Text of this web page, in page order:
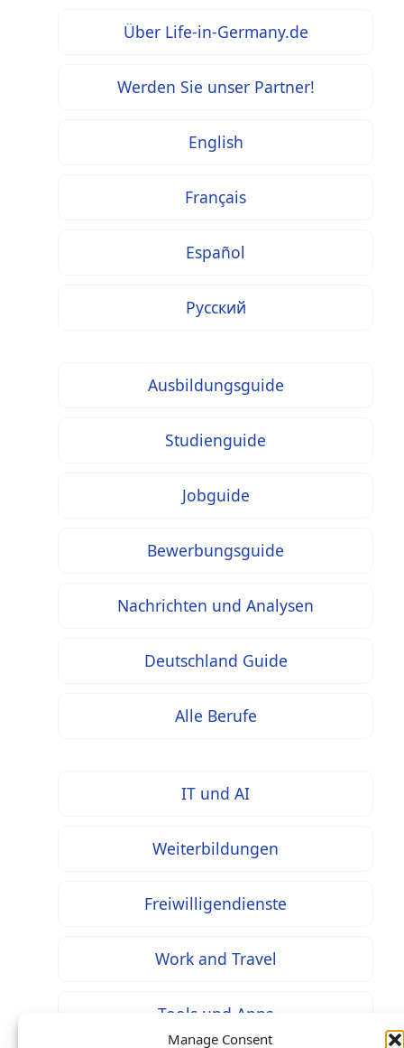
Manage Consent
Über Life-in-Germany.de
Werden Sie unser Partner!
English
Français
Español
Русский
Ausbildungsguide
Studienguide
Jobguide
Bewerbungsguide
Nachrichten und Analysen
Deutschland Guide
Alle Berufe
IT und AI
Weiterbildungen
Freiwilligendienste
Work and Travel
Tools und Apps